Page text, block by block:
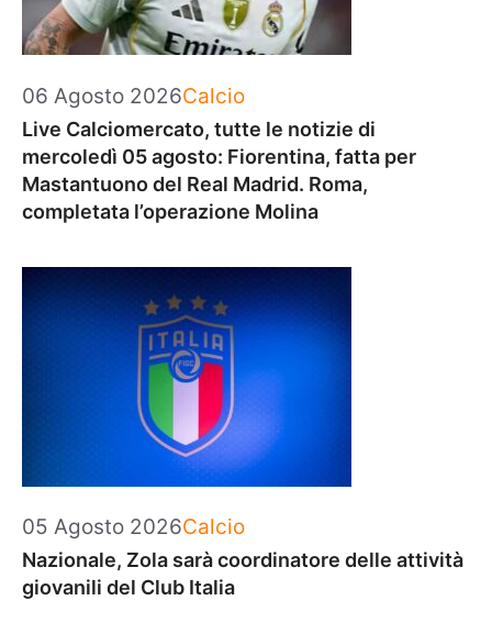
06 Agosto 2026Categorie
Calcio
Live Calciomercato, tutte le notizie di
mercoledì 05 agosto: Fiorentina, fatta per
Mastantuono del Real Madrid. Roma,
completata l’operazione Molina
05 Agosto 2026Categorie
Calcio
Nazionale, Zola sarà coordinatore delle attività
giovanili del Club Italia